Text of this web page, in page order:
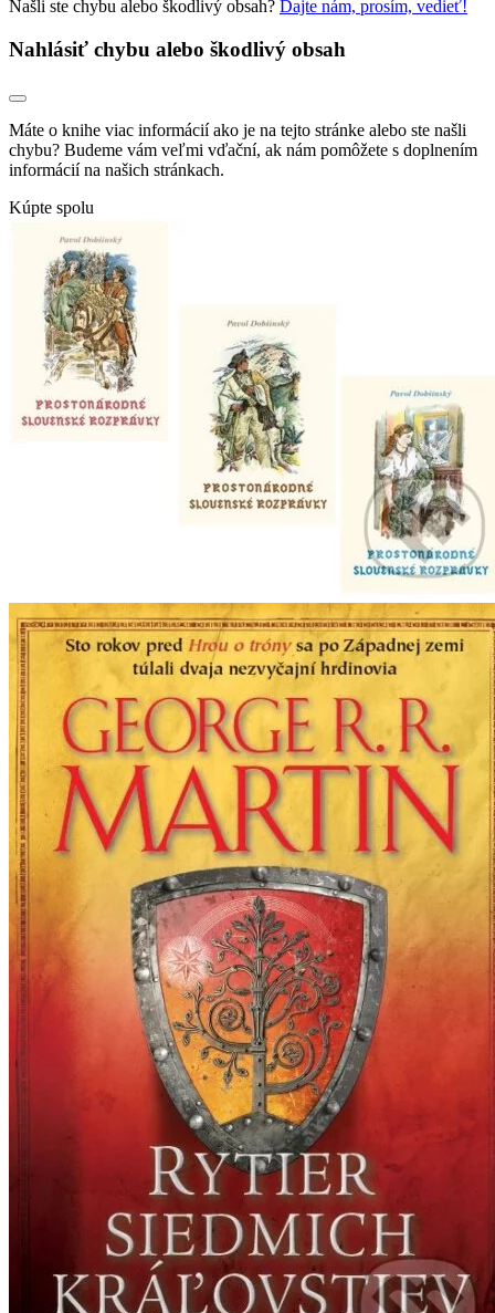
Našli ste chybu alebo škodlivý obsah? Dajte nám, prosím, vedieť!
Nahlásiť chybu alebo škodlivý obsah
Máte o knihe viac informácií ako je na tejto stránke alebo ste našli
chybu? Budeme vám veľmi vďační, ak nám pomôžete s doplnením
informácií na našich stránkach.
Kúpte spolu